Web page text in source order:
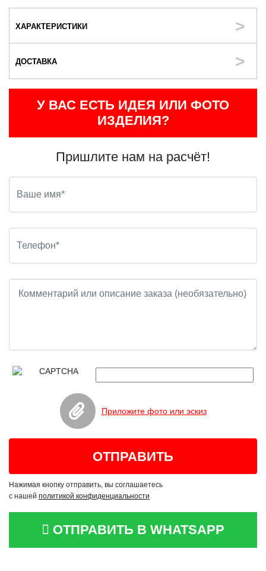
ХАРАКТЕРИСТИКИ
ДОСТАВКА
У ВАС ЕСТЬ ИДЕЯ ИЛИ ФОТО
ИЗДЕЛИЯ?
Пришлите нам на расчёт!
Приложите фото или эскиз
Нажимая кнопку отправить, вы соглашаетесь
с нашей политикой конфиденциальности
ОТПРАВИТЬ В WHATSAPP